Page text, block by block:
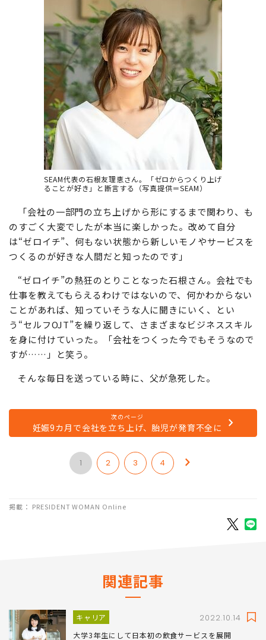
SEAM代表の石根友理恵さん。「ゼロからつくり上げ
ることが好き」と断言する（写真提供＝SEAM）
「会社の一部門の立ち上げから形にするまで関わり、も
のすごく大変でしたが本当に楽しかった。改めて自分
は“ゼロイチ”、何もない状態から新しいモノやサービスを
つくるのが好きな人間だと知ったのです」
“ゼロイチ”の熱狂のとりことなった石根さん。会社でも
仕事を教えてもらえるわけではないので、何かわからない
ことがあれば、知っていそうな人に聞きにいく、とい
う“セルフOJT”を繰り返して、さまざまなビジネススキル
を身に付けていった。「会社をつくった今でもそうなので
すが……」と笑う。
そんな毎日を送っている時に、父が急死した。
次のページ
妊娠9カ月で会社を立ち上げ、胎児が発育不全に
1 2 3 4
掲載： PRESIDENT WOMAN Online
関連記事
キャリア 2022.10.14
大学3年生にして日本初の飲食サービスを展開